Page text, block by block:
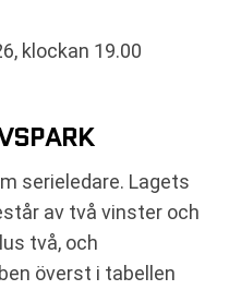
klockan 19.00
serieledare. Lagets
av två vinster och
två, och
överst i tabellen